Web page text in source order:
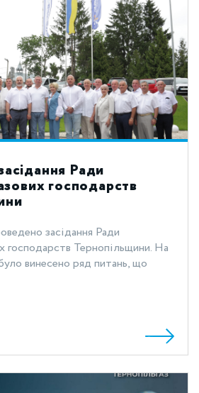
Ради
господарств
засідання Ради
господарств Тернопільщини. На
винесено ряд питань, що